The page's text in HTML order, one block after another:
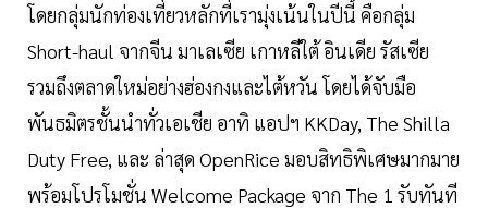
โดยกลุ่มนักท่องเที่ยวหลักที่เรามุ่งเน้นในปีนี้ คือกลุ่ม
Short-haul จากจีน มาเลเซีย เกาหลีใต้ อินเดีย รัสเซีย
รวมถึงตลาดใหม่อย่างฮ่องกงและไต้หวัน โดยได้จับมือ
พันธมิตรชั้นนำทั่วเอเชีย อาทิ แอปฯ KKDay, The Shilla
Duty Free, และ ล่าสุด OpenRice มอบสิทธิพิเศษมากมาย
พร้อมโปรโมชั่น Welcome Package จาก The 1 รับทันที